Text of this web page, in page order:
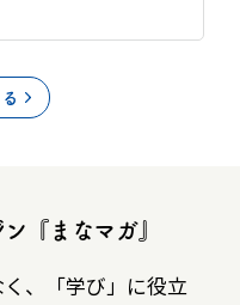
『まなマガ』
、
「学び」に役立